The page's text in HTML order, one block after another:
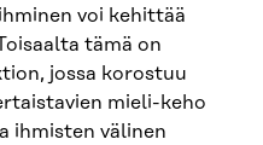
voi kehittää
tämä on
jossa korostuu
mieli-keho
ihmisten välinen